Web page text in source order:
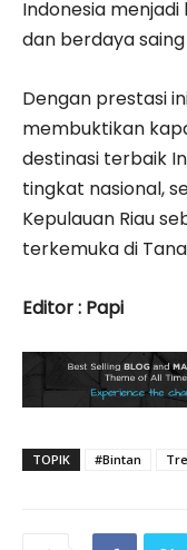
Indonesia
dan berdaya
Dengan prestasi
membuktikan
destinasi terbaik
tingkat nasional,
Kepulauan Riau
terkemuka di
Editor : Papi
TOPIK #Bintan